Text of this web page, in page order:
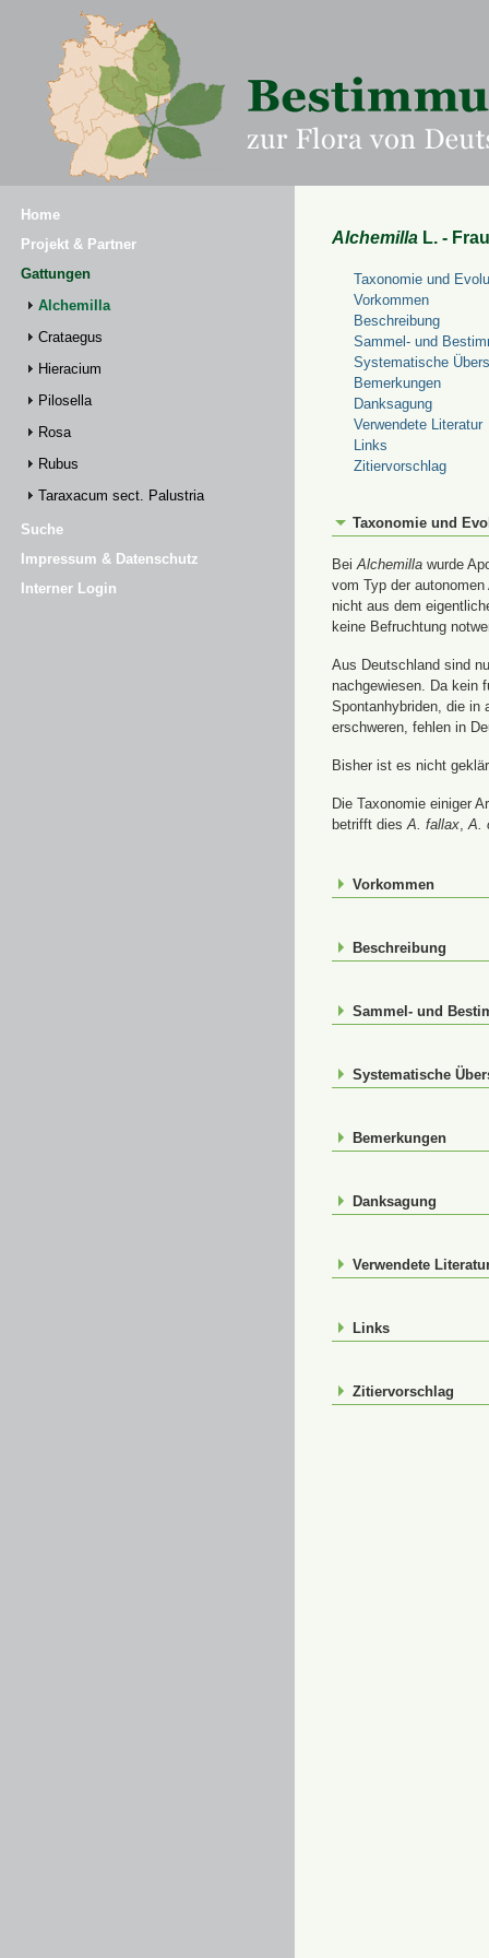
Home
Projekt & Partner
Gattungen
Alchemilla
Crataegus
Hieracium
Pilosella
Rosa
Rubus
Taraxacum sect. Palustria
Suche
Impressum & Datenschutz
Interner Login
Alchemilla L. -
Taxonomie und
Vorkommen
Beschreibung
Sammel- und
Systematische
Bemerkungen
Danksagung
Verwendete Literatur
Links
Zitiervorschlag
Taxonomie und
BeiAlchemilla wurde
vom Typ der
nicht aus dem
keine Befruchtung
Aus Deutschland sind
nachgewiesen. Da kein
Spontanhybriden, die in
erschweren, fehlen in
Bisher ist es nicht
Die Taxonomie einiger
betrifft diesA. fallax,A.
Vorkommen
Beschreibung
Sammel- und
Systematische
Bemerkungen
Danksagung
Verwendete
Links
Zitiervorschlag